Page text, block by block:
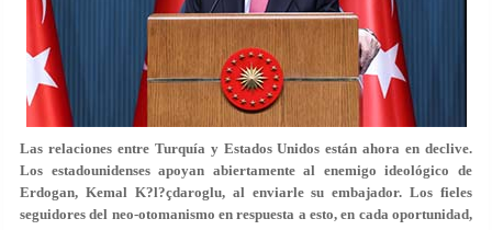
Las relaciones entre Turquía y Estados Unidos están ahora en declive.
Los estadounidenses apoyan abiertamente al enemigo ideológico de
Erdogan, Kemal K?l?çdaroglu, al enviarle su embajador. Los fieles
seguidores del neo-otomanismo en respuesta a esto, en cada oportunidad,